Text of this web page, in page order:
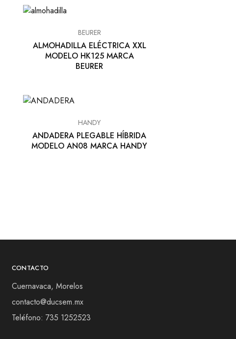
BEURER
ALMOHADILLA ELÉCTRICA XXL
MODELO HK125 MARCA
BEURER
HANDY
ANDADERA PLEGABLE HÍBRIDA
MODELO AN08 MARCA HANDY
CONTACTO
Cuernavaca, Morelos
contacto@ducsem.mx
Teléfono: 735 1252523